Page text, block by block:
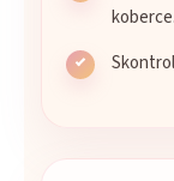
koberce.